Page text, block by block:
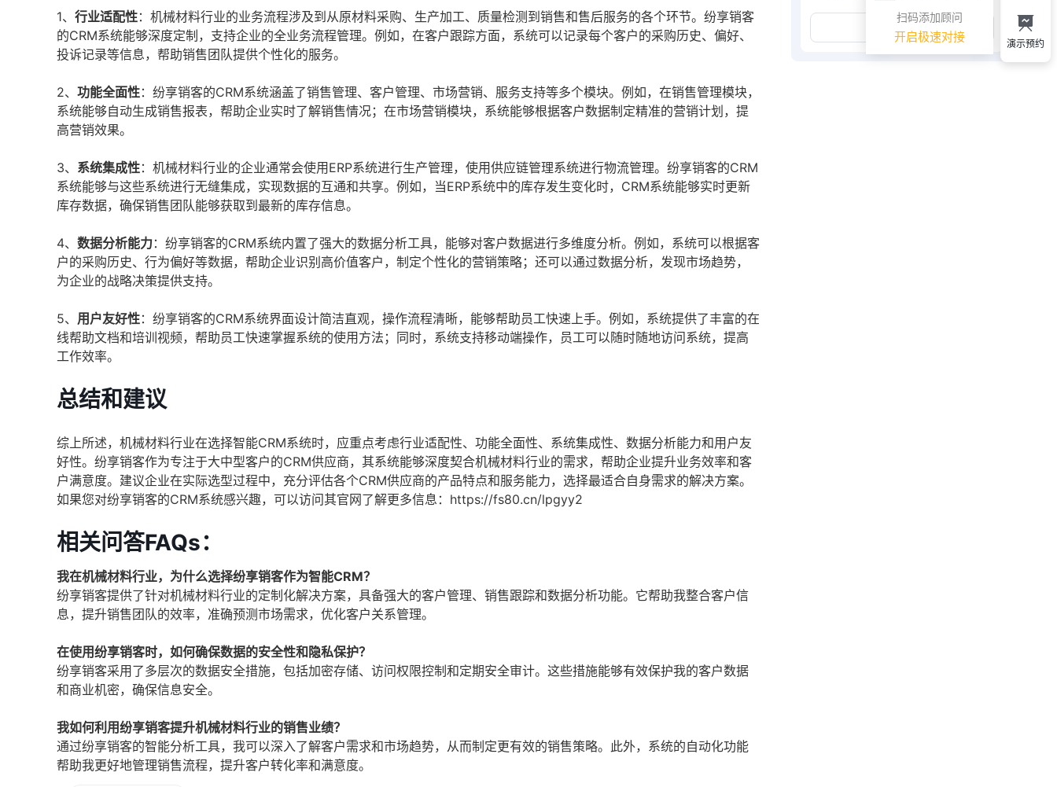
1、 行业适配性：机械材料行业的业务流程涉及到从原材料采购、生产加工、质量检测到销售和售后服务的各个环节。纷享销客
的CRM系统能够深度定制，支持企业的全业务流程管理。例如，在客户跟踪方面，系统可以记录每个客户的采购历史、偏好、
投诉记录等信息，帮助销售团队提供个性化的服务。
2、 功能全面性：纷享销客的CRM系统涵盖了销售管理、客户管理、市场营销、服务支持等多个模块。例如，在销售管理模块，
系统能够自动生成销售报表，帮助企业实时了解销售情况；在市场营销模块，系统能够根据客户数据制定精准的营销计划，提
高营销效果。
3、 系统集成性：机械材料行业的企业通常会使用ERP系统进行生产管理，使用供应链管理系统进行物流管理。纷享销客的CRM
系统能够与这些系统进行无缝集成，实现数据的互通和共享。例如，当ERP系统中的库存发生变化时，CRM系统能够实时更新
库存数据，确保销售团队能够获取到最新的库存信息。
4、 数据分析能力：纷享销客的CRM系统内置了强大的数据分析工具，能够对客户数据进行多维度分析。例如，系统可以根据客
户的采购历史、行为偏好等数据，帮助企业识别高价值客户，制定个性化的营销策略；还可以通过数据分析，发现市场趋势，
为企业的战略决策提供支持。
5、 用户友好性：纷享销客的CRM系统界面设计简洁直观，操作流程清晰，能够帮助员工快速上手。例如，系统提供了丰富的在
线帮助文档和培训视频，帮助员工快速掌握系统的使用方法；同时，系统支持移动端操作，员工可以随时随地访问系统，提高
工作效率。
总结和建议
综上所述，机械材料行业在选择智能CRM系统时，应重点考虑行业适配性、功能全面性、系统集成性、数据分析能力和用户友
好性。纷享销客作为专注于大中型客户的CRM供应商，其系统能够深度契合机械材料行业的需求，帮助企业提升业务效率和客
户满意度。建议企业在实际选型过程中，充分评估各个CRM供应商的产品特点和服务能力，选择最适合自身需求的解决方案。
如果您对纷享销客的CRM系统感兴趣，可以访问其官网了解更多信息：https://fs80.cn/lpgyy2
相关问答FAQs：
我在机械材料行业，为什么选择纷享销客作为智能CRM？
纷享销客提供了针对机械材料行业的定制化解决方案，具备强大的客户管理、销售跟踪和数据分析功能。它帮助我整合客户信
息，提升销售团队的效率，准确预测市场需求，优化客户关系管理。
在使用纷享销客时，如何确保数据的安全性和隐私保护？
纷享销客采用了多层次的数据安全措施，包括加密存储、访问权限控制和定期安全审计。这些措施能够有效保护我的客户数据
和商业机密，确保信息安全。
我如何利用纷享销客提升机械材料行业的销售业绩？
通过纷享销客的智能分析工具，我可以深入了解客户需求和市场趋势，从而制定更有效的销售策略。此外，系统的自动化功能
帮助我更好地管理销售流程，提升客户转化率和满意度。
展开更多
扫码添加顾问
开启极速对接 演示预约